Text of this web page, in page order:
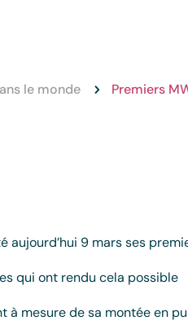
le monde 5 Premiers
aujourd’hui 9 mars ses
qui ont rendu cela possible
à mesure de sa montée en